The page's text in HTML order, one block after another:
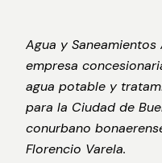
Agua y Saneamientos
empresa
agua potable y
para la Ciudad de
conurbano
Florencio Varela.